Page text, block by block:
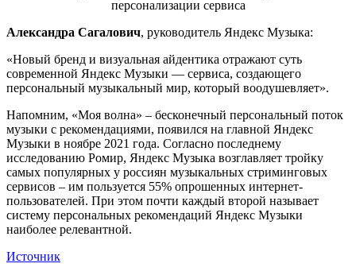
Александра Сагалович, руководитель Яндекс Музыка:
«Новый бренд и визуальная айдентика отражают суть
современной Яндекс Музыки — сервиса, создающего
персональный музыкальный мир, который воодушевляет».
Напомним, «Моя волна» – бесконечный персональный поток
музыки с рекомендациями, появился на главной Яндекс
Музыки в ноябре 2021 года. Согласно последнему
исследованию Ромир, Яндекс Музыка возглавляет тройку
самых популярных у россиян музыкальных стриминговых
сервисов – им пользуется 55% опрошенных интернет-
пользователей. При этом почти каждый второй называет
систему персональных рекомендаций Яндекс Музыки
наиболее релевантной.
Источник